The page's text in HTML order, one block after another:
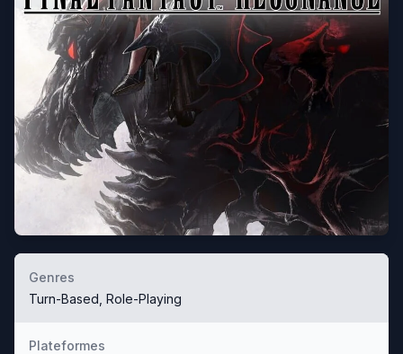
Genres
Turn-Based, Role-Playing
Plateformes